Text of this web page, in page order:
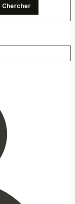
Chercher